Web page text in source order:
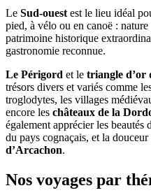
Le Sud-ouest est le lieu idéal
pied, à vélo ou en canoë :
patrimoine historique
gastronomie reconnue.
Le Périgord et le triangle d’or
trésors divers et variés comme
troglodytes, les villages
encore les châteaux de la
également apprécier les beautés
du pays cognaçais, et la
d’Arcachon.
Nos voyages par